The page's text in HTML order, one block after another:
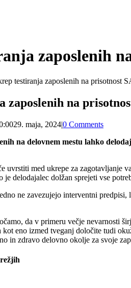
zaposlenih
testiranja zaposlenih na prisotnost
zaposlenih na
29. maja, 2024|0 Comments
na delovnem mestu lahko
uvrstiti med ukrepe za zagotavljanje
je delodajalec dolžan sprejeti vse
ne zavezujejo interventni
da v primeru večje nevarnosti
eno izmed tveganj določite tudi
in zdravo delovno okolje za svoje